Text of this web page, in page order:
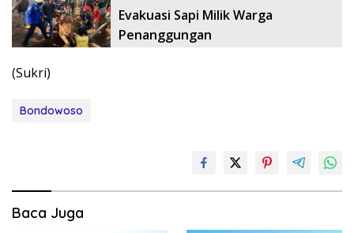
Evakuasi Sapi Milik Warga
Penanggungan
(Sukri)
Bondowoso
Baca Juga